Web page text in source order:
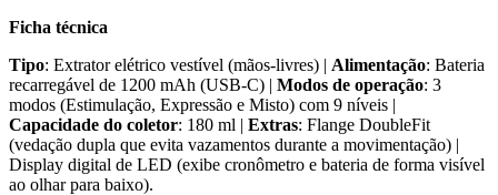
Ficha técnica
Tipo: Extrator elétrico vestível (mãos-livres) | Alimentação: Bateria
recarregável de 1200 mAh (USB-C) | Modos de operação: 3
modos (Estimulação, Expressão e Misto) com 9 níveis |
Capacidade do coletor: 180 ml | Extras: Flange DoubleFit
(vedação dupla que evita vazamentos durante a movimentação) |
Display digital de LED (exibe cronômetro e bateria de forma visível
ao olhar para baixo).